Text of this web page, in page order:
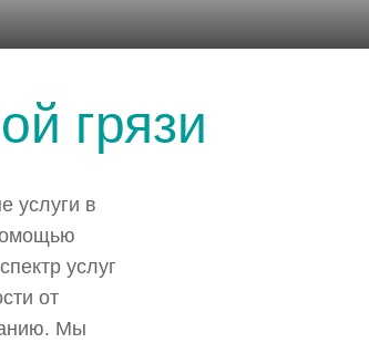
грязи
услуги в
услуг
от
Мы